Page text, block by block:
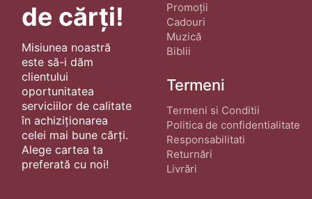
de cărți!
Misiunea noastră
este să-i dăm
clientului
oportunitatea
serviciilor de calitate
în achiziționarea
celei mai bune cărți.
Alege cartea ta
preferată cu noi!
Promoții
Cadouri
Muzică
Biblii
Termeni
Termeni si Conditii
Politica de confidentialitate
Responsabilitati
Returnări
Livrări